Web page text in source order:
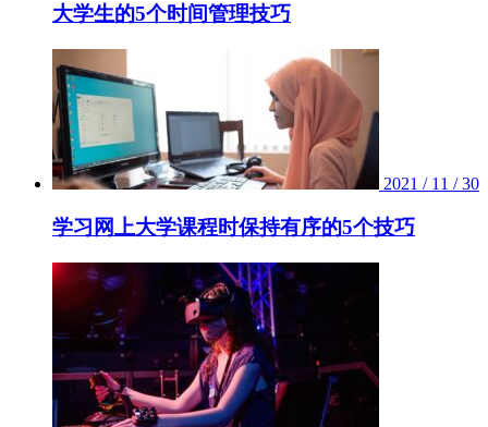
大学生的5个时间管理技巧
2021 / 11 / 30
学习网上大学课程时保持有序的5个技巧